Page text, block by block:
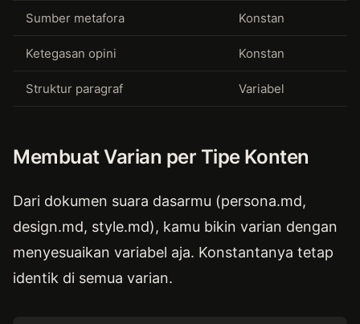
Sumber metafora Konstan
Ketegasan opini Konstan
Struktur paragraf Variabel
Membuat Varian per Tipe Konten
Dari dokumen suara dasarmu (persona.md,
design.md, style.md), kamu bikin varian dengan
menyesuaikan variabel aja. Konstantanya tetap
identik di semua varian.